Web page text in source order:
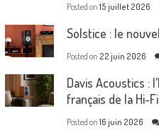
Posted on 15 juillet 2026
Solstice : le
Posted on 22 juin 2026
Davis Acoustics :
français de la Hi-Fi
Posted on 16 juin 2026